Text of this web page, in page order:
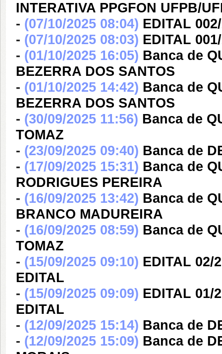
INTERATIVA PPGFON UFPB/
- (07/10/2025 08:04) EDITAL
- (07/10/2025 08:03) EDITAL
- (01/10/2025 16:05) Banca de
BEZERRA DOS SANTOS
- (01/10/2025 14:42) Banca de
BEZERRA DOS SANTOS
- (30/09/2025 11:56) Banca de
TOMAZ
- (23/09/2025 09:40) Banca de
- (17/09/2025 15:31) Banca de
RODRIGUES PEREIRA
- (16/09/2025 13:42) Banca de
BRANCO MADUREIRA
- (16/09/2025 08:59) Banca de
TOMAZ
- (15/09/2025 09:10) EDITAL 02/
EDITAL
- (15/09/2025 09:09) EDITAL 01/
EDITAL
- (12/09/2025 15:14) Banca de
- (12/09/2025 15:09) Banca de